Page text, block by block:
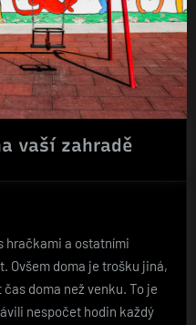
vaší zahradě
hračkami a ostatními
Ovšem doma je trošku jiná,
doma než venku. To je
nespočet hodin každý